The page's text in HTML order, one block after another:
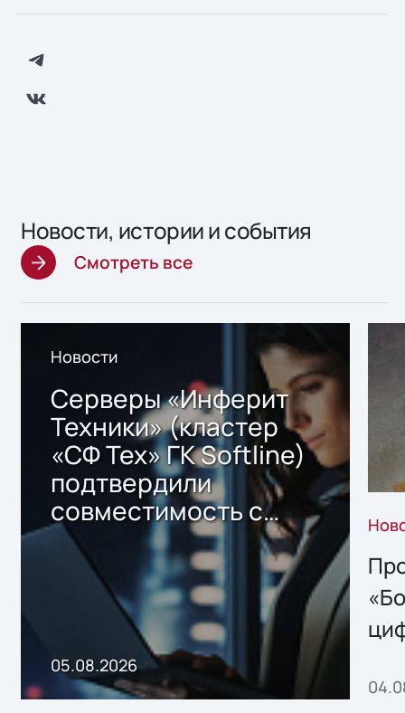
Новости, истории и события
Смотреть все
Новости
Серверы «Инферит
Техники» (кластер
«СФ Тех» ГК Softline)
подтвердили
совместимость с
решением Sharx
Storage 2.x для
хранения данных
05.08.2026